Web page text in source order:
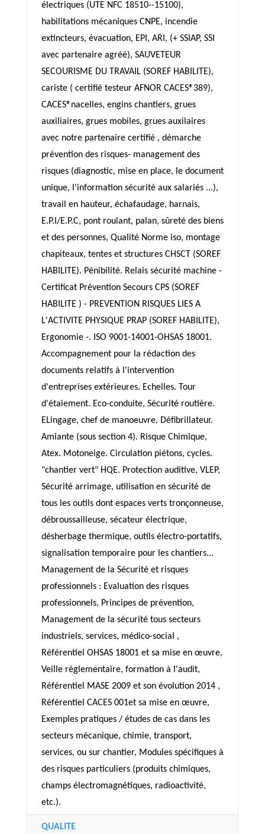
électriques (UTE NFC 18510--15100),
habilitations mécaniques CNPE, incendie
extincteurs, évacuation, EPI, ARI, (+ SSIAP, SSI
avec partenaire agréé), SAUVETEUR
SECOURISME DU TRAVAIL (SOREF HABILITE),
cariste ( certifié testeur AFNOR CACES®389),
CACES®nacelles, engins chantiers, grues
auxiliaires, grues mobiles, grues auxilaires
avec notre partenaire certifié , démarche
prévention des risques- management des
risques (diagnostic, mise en place, le document
unique, l'information sécurité aux salariés ...),
travail en hauteur, échafaudage, harnais,
E.P.I/E.P.C, pont roulant, palan, sûreté des biens
et des personnes, Qualité Norme iso, montage
chapiteaux, tentes et structures CHSCT (SOREF
HABILITE). Pénibilité. Relais sécurité machine -
Certificat Prévention Secours CPS (SOREF
HABILITE ) - PREVENTION RISQUES LIES A
L'ACTIVITE PHYSIQUE PRAP (SOREF HABILITE),
Ergonomie -. ISO 9001-14001-OHSAS 18001.
Accompagnement pour la rédaction des
documents relatifs à l'intervention
d'entreprises extérieures. Echelles. Tour
d'étaiement. Eco-conduite, Sécurité routière.
ELingage, chef de manoeuvre. Défibrillateur.
Amiante (sous section 4). Risque Chimique,
Atex. Motoneige. Circulation piétons, cycles.
"chantier vert" HQE. Protection auditive, VLEP,
Sécurité arrimage, utilisation en sécurité de
tous les outils dont espaces verts tronçonneuse,
débroussailleuse, sécateur électrique,
désherbage thermique, outils électro-portatifs,
signalisation temporaire pour les chantiers...
Management de la Sécurité et risques
professionnels : Evaluation des risques
professionnels, Principes de prévention,
Management de la sécurité tous secteurs
industriels, services, médico-social ,
Référentiel OHSAS 18001 et sa mise en œuvre,
Veille réglementaire, formation à l'audit,
Référentiel MASE 2009 et son évolution 2014 ,
Référentiel CACES 001et sa mise en œuvre,
Exemples pratiques / études de cas dans les
secteurs mécanique, chimie, transport,
services, ou sur chantier, Modules spécifiques à
des risques particuliers (produits chimiques,
champs électromagnétiques, radioactivité,
etc.).
QUALITE